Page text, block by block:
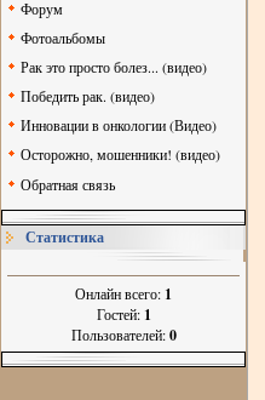
Форум
Фотоальбомы
Рак это просто болез... (видео)
Победить рак. (видео)
Инновации в онкологии (Видео)
Осторожно, мошенники! (видео)
Обратная связь
Статистика
Онлайн всего: 1
Гостей: 1
Пользователей:0